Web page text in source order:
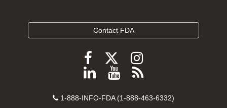
Contact FDA
Follow
FDA
Facebook
Follow
FDA
Follow
FDA
Instagram
Follow
on
View
videos
Subscribe
FDA
Contact
1-888-INFO-FDA (1-888-463-6332)